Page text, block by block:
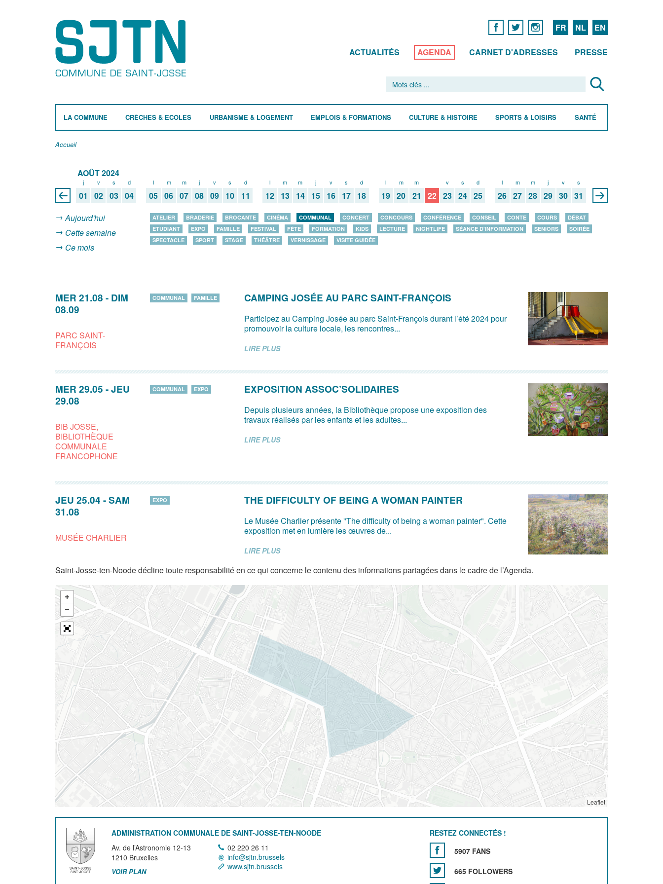
FR NL EN
ACTUALITÉS AGENDA CARNET D'ADRESSES PRESSE
LA COMMUNE CRÈCHES & ECOLES URBANISME & LOGEMENT EMPLOIS & FORMATIONS CULTURE & HISTOIRE SPORTS & LOISIRS SANTÉ
Accueil
AOÛT 2024
j
01
v
02
s
03
d
04
l
05
m
06
m
07
j
08
v
09
s
10
d
11
l
12
m
13
m
14
j
15
v
16
s
17
d
18
l
19
m
20
m
21 22
v
23
s
24
d
25
l
26
m
27
m
28
j
29
v
30
s
31
Aujourd'hui
Cette semaine
Ce mois
ATELIER BRADERIE BROCANTE CINÉMA COMMUNAL CONCERT CONCOURS CONFÉRENCE CONSEIL CONTE COURS
DÉBAT
ETUDIANT
EXPO FAMILLE FESTIVAL FÊTE FORMATION KIDS LECTURE NIGHTLIFE SÉANCE D'INFORMATION SENIORS
SOIRÉE
SPECTACLE
SPORT STAGE THÉÂTRE VERNISSAGE VISITE GUIDÉE
MER 21.08 - DIM
08.09
PARC SAINT-
FRANÇOIS
COMMUNAL FAMILLE CAMPING JOSÉE AU PARC SAINT-FRANÇOIS
Participez au Camping Josée au parc Saint-François durant l’été 2024 pour
promouvoir la culture locale, les rencontres...
LIRE PLUS
MER 29.05 -JEU
29.08
BIB JOSSE,
BIBLIOTHÈQUE
COMMUNALE
FRANCOPHONE
COMMUNAL EXPO EXPOSITION ASSOC’SOLIDAIRES
Depuis plusieurs années, la Bibliothèque propose une exposition des
travaux réalisés par les enfants et les adultes...
LIRE PLUS
JEU 25.04 -SAM
31.08
MUSÉE CHARLIER
EXPO THE DIFFICULTY OF BEING A WOMAN PAINTER
Le Musée Charlier présente "The difficulty of being a woman painter". Cette
exposition met en lumière les œuvres de...
LIRE PLUS
Saint-Josse-ten-Noode décline toute responsabilité en ce qui concerne le contenu des informations partagées dans le cadre de l’Agenda.
Leaflet
ADMINISTRATION COMMUNALE DE SAINT-JOSSE-TEN-NOODE
Av. de l’Astronomie 12-13
1210 Bruxelles
VOIR PLAN
02 220 26 11
info@sjtn.brussels
www.sjtn.brussels
RESTEZ CONNECTÉS !
5907 FANS
665 FOLLOWERS